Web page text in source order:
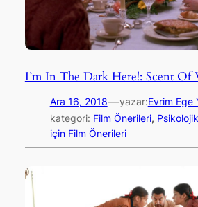
I’m In The Dark Here!: Scent Of
Ara 16, 2018—yazar:Evrim Ege
kategori: Film Önerileri,
için Film Önerileri